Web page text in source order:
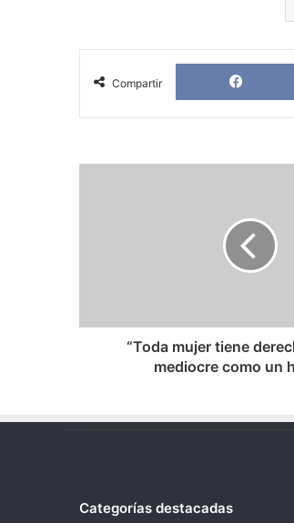
Compartir
como
“Toda mujer tiene
mediocre como un
Categorías destacadas